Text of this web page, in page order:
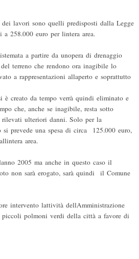
dei lavori sono quelli predisposti dalla Legge
258.000 euro per lintera area.
a partire da unopera di drenaggio
terreno che rendono ora inagibile lo
a rappresentazioni allaperto e soprattutto
creato da tempo verrà quindi eliminato e
che, anche se inagibile, resta sotto
ulteriori danni. Solo per la
si prevede una spesa di circa 125.000 euro,
area.
2005 ma anche in questo caso il
non sarà erogato, sarà quindi il Comune
intervento lattività dellAmministrazione
piccoli polmoni verdi della città a favore di